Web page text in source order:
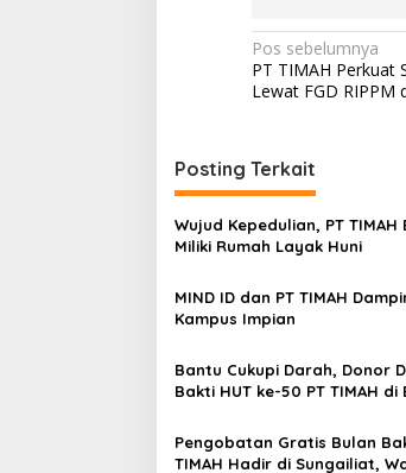
Navigasi
pos
Pos sebelumnya
PT TIMAH Perkuat
Lewat FGD RIPPM
Posting Terkait
Wujud Kepedulian, PT
Miliki Rumah Layak Huni
MIND ID dan PT TIMAH
Kampus Impian
Bantu Cukupi Darah, Donor
Bakti HUT ke-50 PT TIMAH di
Pengobatan Gratis Bulan
TIMAH Hadir di Sungailiat,